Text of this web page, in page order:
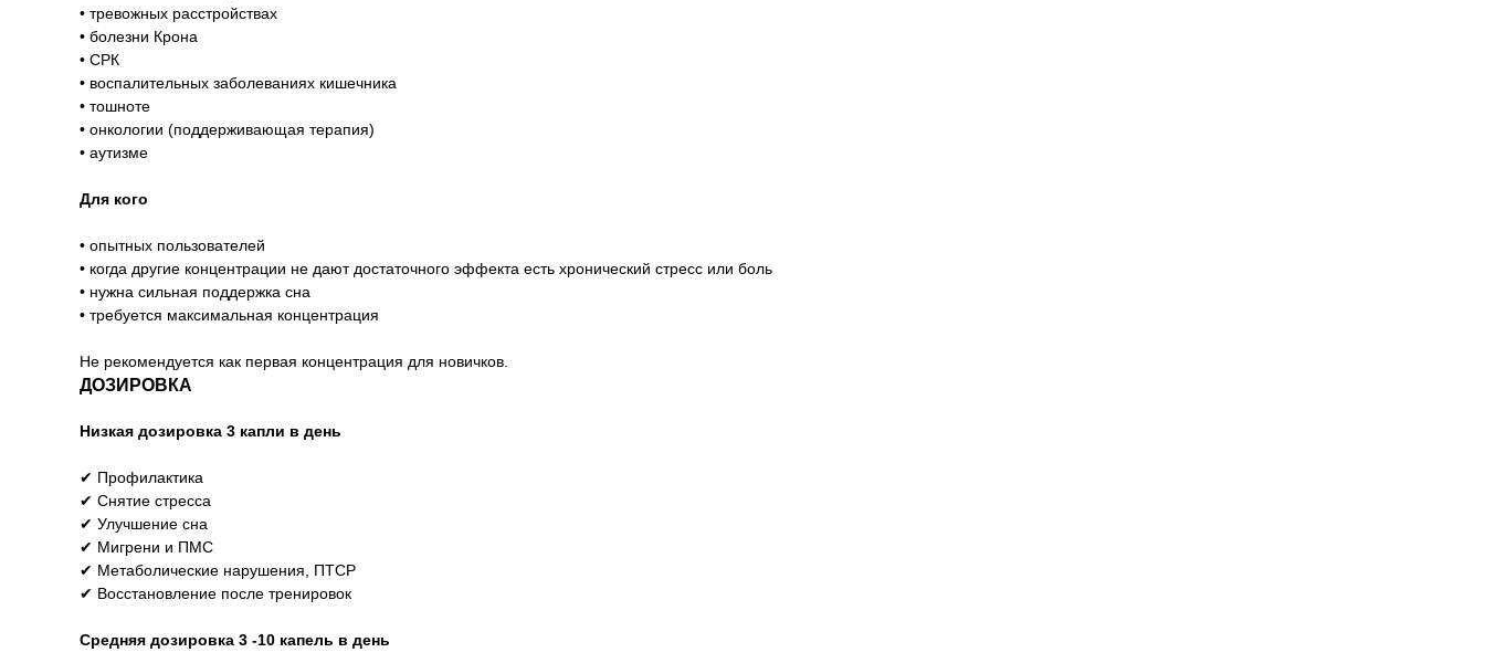
• тревожных расстройствах
• болезни Крона
• СРК
• воспалительных заболеваниях кишечника
• тошноте
• онкологии (поддерживающая терапия)
• аутизме
Для кого
• опытных пользователей
• когда другие концентрации не дают достаточного эффекта есть хронический стресс или боль
• нужна сильная поддержка сна
• требуется максимальная концентрация
Не рекомендуется как первая концентрация для новичков.
ДОЗИРОВКА
Низкая дозировка 3 капли в день
✔ Профилактика
✔ Снятие стресса
✔ Улучшение сна
✔ Мигрени и ПМС
✔ Метаболические нарушения, ПТСР
✔ Восстановление после тренировок
Средняя дозировка 3 -10 капель в день